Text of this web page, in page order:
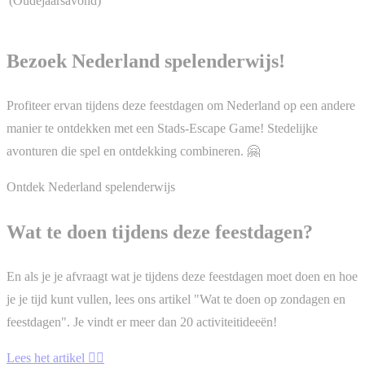
Bezoek Nederland spelenderwijs!
Profiteer ervan tijdens deze feestdagen om Nederland op een andere
manier te ontdekken met een Stads-Escape Game! Stedelijke
avonturen die spel en ontdekking combineren. 🤗
Ontdek Nederland spelenderwijs
Wat te doen tijdens deze feestdagen?
En als je je afvraagt wat je tijdens deze feestdagen moet doen en hoe
je je tijd kunt vullen, lees ons artikel "Wat te doen op zondagen en
feestdagen". Je vindt er meer dan 20 activiteitideeën!
Lees het artikel ✍🏻